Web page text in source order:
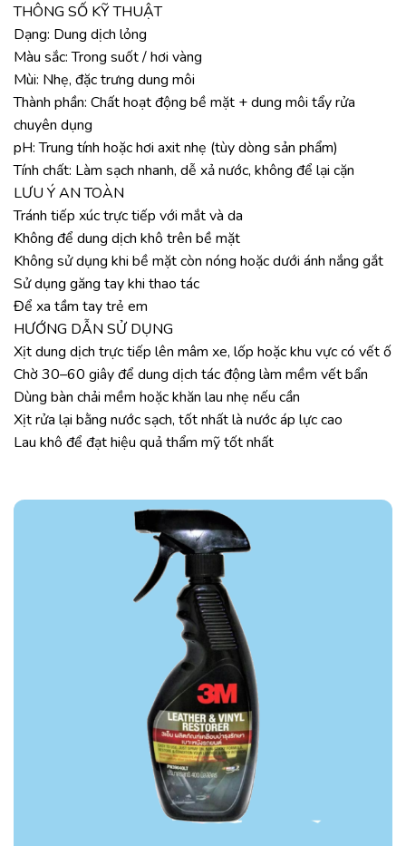
THÔNG SỐ KỸ THUẬT
Dạng: Dung dịch lỏng
Màu sắc: Trong suốt / hơi vàng
Mùi: Nhẹ, đặc trưng dung môi
Thành phần: Chất hoạt động bề mặt + dung môi tẩy rửa
chuyên dụng
pH: Trung tính hoặc hơi axit nhẹ (tùy dòng sản phẩm)
Tính chất: Làm sạch nhanh, dễ xả nước, không để lại cặn
LƯU Ý AN TOÀN
Tránh tiếp xúc trực tiếp với mắt và da
Không để dung dịch khô trên bề mặt
Không sử dụng khi bề mặt còn nóng hoặc dưới ánh nắng gắt
Sử dụng găng tay khi thao tác
Để xa tầm tay trẻ em
HƯỚNG DẪN SỬ DỤNG
Xịt dung dịch trực tiếp lên mâm xe, lốp hoặc khu vực có vết ố
Chờ 30–60 giây để dung dịch tác động làm mềm vết bẩn
Dùng bàn chải mềm hoặc khăn lau nhẹ nếu cần
Xịt rửa lại bằng nước sạch, tốt nhất là nước áp lực cao
Lau khô để đạt hiệu quả thẩm mỹ tốt nhất